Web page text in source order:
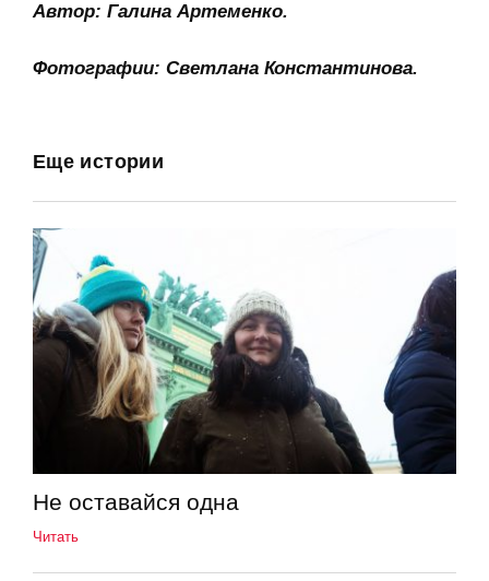
Автор: Галина Артеменко.
Фотографии: Светлана Константинова.
Еще истории
Не оставайся одна
Читать